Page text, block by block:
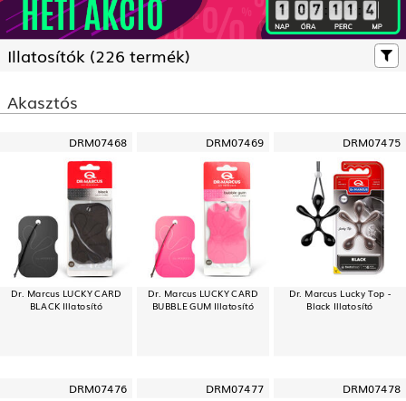
: :
Illatosítók (226 termék)
Akasztós
DRM07468
Dr. Marcus LUCKY CARD
BLACK Illatosító
DRM07469
Dr. Marcus LUCKY CARD
BUBBLE GUM Illatosító
DRM07475
Dr. Marcus Lucky Top -
Black Illatosító
DRM07476 DRM07477 DRM07478